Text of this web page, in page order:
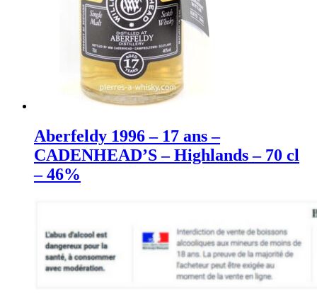
Aberfeldy 1996 – 17 ans –
CADENHEAD’S – Highlands – 70 cl
– 46%